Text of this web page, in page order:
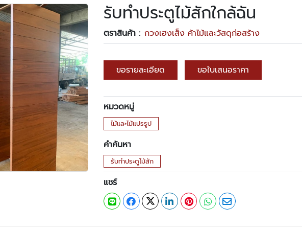
รับทำประตูไม้สักใกล้ฉัน
ตราสินค้า : กวงเฮงเส็ง ค้าไม้และวัสดุก่อสร้าง
ขอรายละเอียด ขอใบเสนอราคา
หมวดหมู่
ไม้และไม้แปรรูป
คำค้นหา
รับทำประตูไม้สัก
แชร์